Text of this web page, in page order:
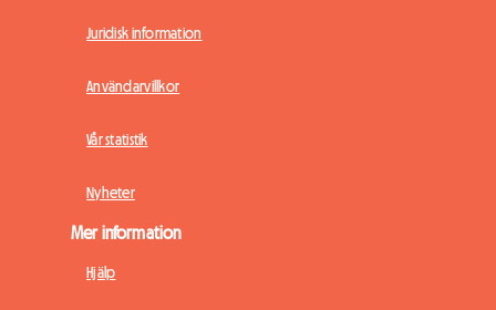
Juridisk information
Användarvillkor
Vår statistik
Nyheter
Mer information
Hjälp